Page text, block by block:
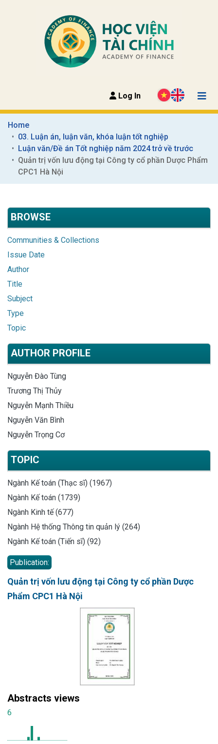
Log In
Home
03. Luận án, luận văn, khóa luận tốt nghiệp
Luận văn/Đề án Tốt nghiệp năm 2024 trở về trước
Quản trị vốn lưu động tại Công ty cổ phần Dược Phẩm
CPC1 Hà Nội
BROWSE
Communities & Collections
Issue Date
Author
Title
Subject
Type
Topic
AUTHOR PROFILE
Nguyễn Đào Tùng
Trương Thị Thủy
Nguyễn Mạnh Thiều
Nguyễn Văn Bình
Nguyễn Trọng Cơ
TOPIC
Ngành Kế toán (Thạc sĩ) (1967)
Ngành Kế toán (1739)
Ngành Kinh tế (677)
Ngành Hệ thống Thông tin quản lý (264)
Ngành Kế toán (Tiến sĩ) (92)
Publication:
Quản trị vốn lưu động tại Công ty cổ phần Dược
Phẩm CPC1 Hà Nội
Abstracts views
6